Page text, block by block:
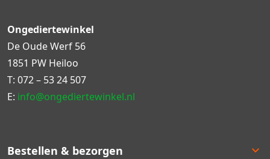
Bestellen & bezorgen
Ongediertewinkel
De Oude Werf 56
1851 PW Heiloo
T: 072 – 53 24 507
E: info@ongediertewinkel.nl